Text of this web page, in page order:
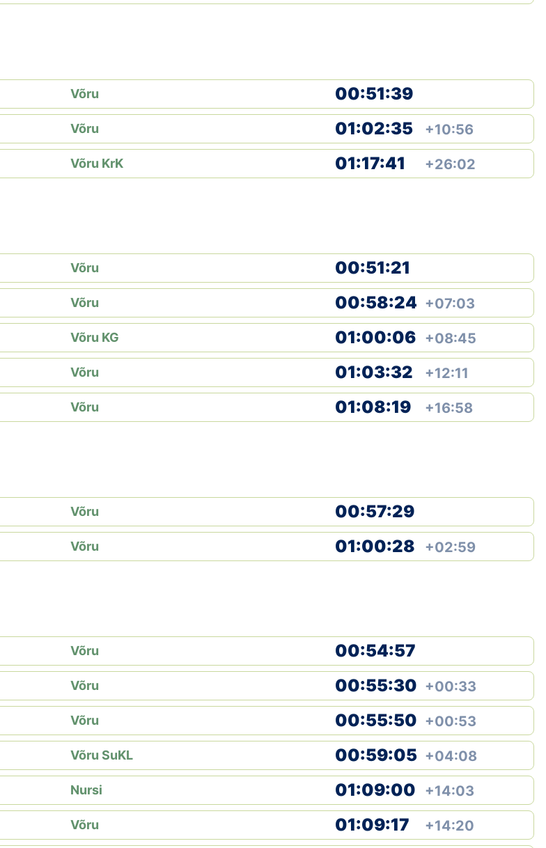
Võru 00:51:39
Võru 01:02:35 +10:56
Võru KrK 01:17:41 +26:02
Võru 00:51:21
Võru 00:58:24 +07:03
Võru KG 01:00:06 +08:45
Võru 01:03:32 +12:11
Võru 01:08:19 +16:58
Võru 00:57:29
Võru 01:00:28 +02:59
Võru 00:54:57
Võru 00:55:30 +00:33
Võru 00:55:50 +00:53
Võru SuKL 00:59:05 +04:08
Nursi 01:09:00 +14:03
Võru 01:09:17 +14:20